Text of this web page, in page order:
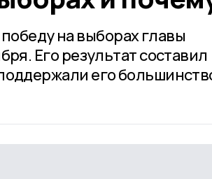
на выборах главы
Его результат составил
его